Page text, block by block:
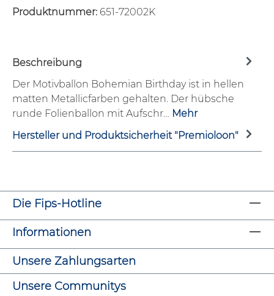
Produktnummer: 651-72002K
Beschreibung
Der Motivballon Bohemian Birthday ist in hellen
matten Metallicfarben gehalten. Der hübsche
runde Folienballon mit Aufschr… Mehr
Hersteller und Produktsicherheit "Premioloon"
Die Fips-Hotline
Informationen
Unsere Zahlungsarten
Unsere Communitys